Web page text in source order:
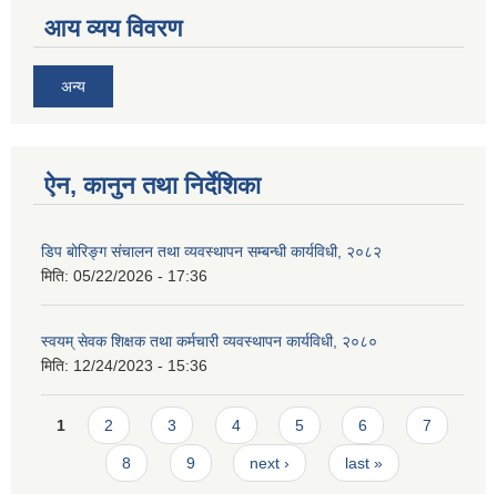
आय व्यय विवरण
अन्य
ऐन, कानुन तथा निर्देशिका
डिप बोरिङ्ग संचालन तथा व्यवस्थापन सम्बन्धी कार्यविधी, २०८२
मिति: 05/22/2026 - 17:36
स्वयम् सेवक शिक्षक तथा कर्मचारी व्यवस्थापन कार्यविधी, २०८०
मिति: 12/24/2023 - 15:36
Pages
1 2 3 4 5 6 7
8 9 next › last »